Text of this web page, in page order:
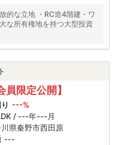
的な立地 ・RC造4階建・ワ
な所有権地を持つ大型投資
員限定公開】
---%
/ ---年---月
県秦野市西田原
---